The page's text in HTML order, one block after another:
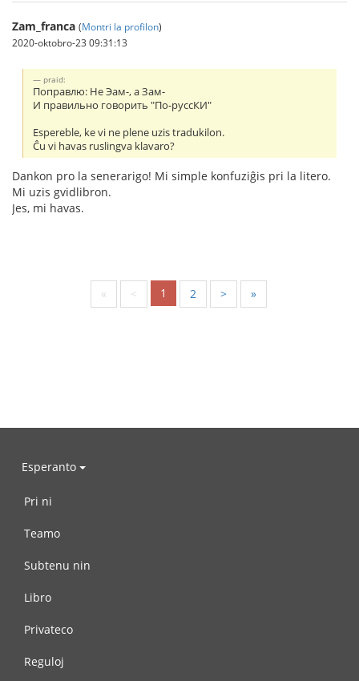
Zam_franca (Montri la profilon)
2020-oktobro-23 09:31:13
praid:
Поправлю: Не Эам-, а Зам-
И правильно говорить "По-руссКИ"
Espereble, ke vi ne plene uzis tradukilon.
Ĉu vi havas ruslingva klavaro?
Dankon pro la senerarigo! Mi simple konfuziĝis pri la litero.
Mi uzis gvidlibron.
Jes, mi havas.
« < 1 2 > »
Esperanto
Pri ni
Teamo
Subtenu nin
Libro
Privateco
Reguloj